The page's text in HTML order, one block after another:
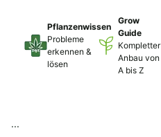
Pflanzenwissen
Probleme
erkennen &
lösen
Grow
Guide
Kompletter
Anbau von
A bis Z
...